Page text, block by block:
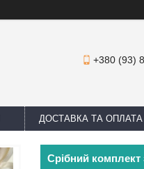
+380 (93)
ДОСТАВКА ТА ОПЛАТА
Срібний